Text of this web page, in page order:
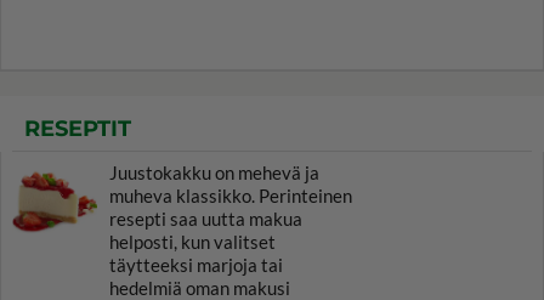
RESEPTIT
Juustokakku on mehevä ja
muheva klassikko. Perinteinen
resepti saa uutta makua
helposti, kun valitset
täytteeksi marjoja tai
hedelmiä oman makusi